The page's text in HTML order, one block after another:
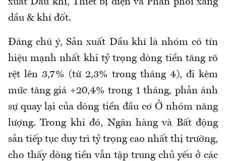
dầu & khí đốt.
Đáng chú ý, Sản xuất Dầu khí là nhóm có tín
hiệu mạnh nhất khi tỷ trọng dòng tiền tăng rõ
rệt lên 3,7% (từ 2,3% trong tháng 4), đi kèm
mức tăng giá +20,4% trong 1 tháng, phản ánh
sự quay lại của dòng tiền đầu cơ Ở nhóm năng
lượng. Trong khi đó, Ngân hàng và Bất động
sản tiếp tục duy trì tỷ trọng cao nhất thị trường,
cho thấy dòng tiền vẫn tập trung chủ yếu ở các